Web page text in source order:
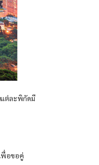
แต่ละพิกัดมี
พื่อขอคู่